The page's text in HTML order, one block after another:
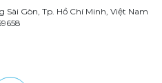
Sài Gòn, Tp. Hồ Chí Minh, Việt Nam